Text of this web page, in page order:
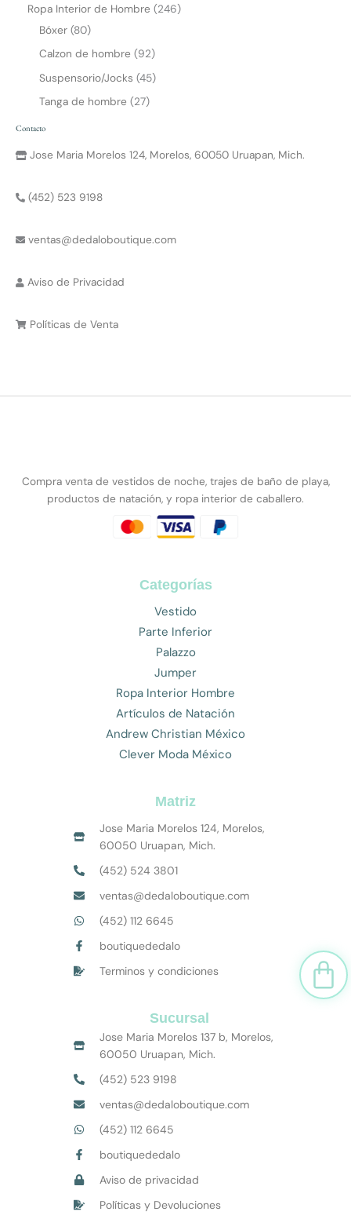
Ropa Interior de Hombre
246
Bóxer 80
Calzon de hombre
92
Suspensorio/Jocks 45
Tanga de hombre
27
Contacto
Jose Maria Morelos 124, Morelos, 60050 Uruapan, Mich.
(452) 523 9198
ventas@dedaloboutique.com
Aviso de Privacidad
Políticas de Venta
Compra venta de vestidos de noche, trajes de baño de playa,
productos de natación, y ropa interior de caballero.
Categorías
Vestido
Parte Inferior
Palazzo
Jumper
Ropa Interior Hombre
Artículos de Natación
Andrew Christian México
Clever Moda México
Matriz
Jose Maria Morelos 124, Morelos,
60050 Uruapan, Mich.
(452) 524 3801
ventas@dedaloboutique.com
(452) 112 6645
boutiquededalo
Terminos y condiciones
Sucursal
Jose Maria Morelos 137 b, Morelos,
60050 Uruapan, Mich.
(452) 523 9198
ventas@dedaloboutique.com
(452) 112 6645
boutiquededalo
Aviso de privacidad
Políticas y Devoluciones